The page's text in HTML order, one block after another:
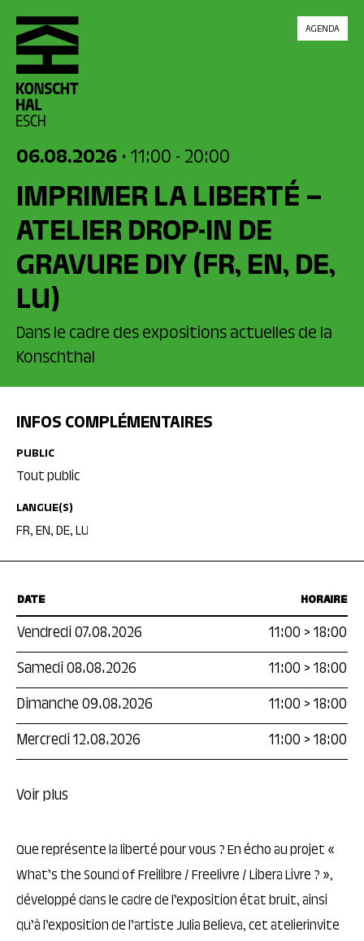
skip_to_content
AGENDA
06.08.2026 • 11:00 - 20:00
IMPRIMER LA LIBERTÉ –
ATELIER DROP-IN DE
GRAVURE DIY(FR, EN, DE,
LU)
Dans le cadre des expositions actuelles de la
Konschthal
DATE HORAIRE
Vendredi 07.08.2026 11:00 >18:00
Samedi 08.08.2026
11:00 >18:00
Dimanche 09.08.2026
11:00 >18:00
Mercredi 12.08.2026
11:00 >18:00
Voir plus
Que représente la liberté pour vous ? En écho au projet «
What’s the Sound of Freilibre / Freelivre / Libera Livre ? »,
développé dans le cadre de l’exposition état bruit, ainsi
qu’à l’exposition de l’artiste Julia Believa, cet atelierinvite
INFOS COMPLÉMENTAIRES
PUBLIC
Tout public
LANGUE(S)
FR, EN, DE, LU